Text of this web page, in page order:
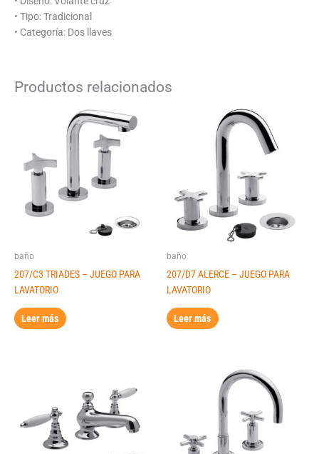
• Tipo: Tradicional
• Categoría: Dos llaves
Productos relacionados
baño
207/C3 TRIADES – JUEGO PARA
LAVATORIO
Leer más
baño
207/D7 ALERCE – JUEGO PARA
LAVATORIO
Leer más